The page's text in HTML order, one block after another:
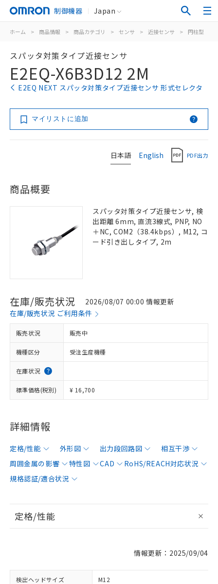
制御機器 Japan
ホーム > 商品情報 > 商品カテゴリ > センサ > 近接センサ > 円柱型
スパッタ対策タイプ近接センサ
E2EQ-X6B3D12 2M
E2EQ NEXT スパッタ対策タイプ近接センサ 形式セレクタ
マイリストに追加
日本語 English PDF出力
商品概要
スパッタ対策タイプ近接センサ, 検
出距離 6mm, 直流3線式, PNP, NO
＋NC, COM2（38.4kbps）, M12, コ
ード引き出しタイプ, 2m
在庫/販売状況
2026/08/07 00:00 情報更新
在庫/販売状況 ご利用条件
販売状況 販売中
機種区分 受注生産機種
在庫状況
標準価格(税別) ¥ 16,700
詳細情報
定格/性能 外形図 出力段回路図
相互干渉
周囲金属の影響
特性図 CAD
RoHS/REACH対応状況
規格認証/適合状況
定格/性能
情報更新：2025/09/04
検出ヘッドサイズ M12